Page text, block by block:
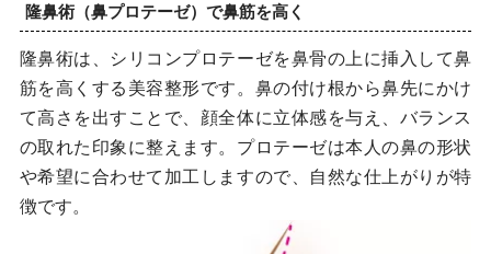
隆鼻術（鼻プロテーゼ）で鼻筋を高く
隆鼻術は、シリコンプロテーゼを鼻骨の上に挿入して鼻
筋を高くする美容整形です。鼻の付け根から鼻先にかけ
て高さを出すことで、顔全体に立体感を与え、バランス
の取れた印象に整えます。プロテーゼは本人の鼻の形状
や希望に合わせて加工しますので、自然な仕上がりが特
徴です。